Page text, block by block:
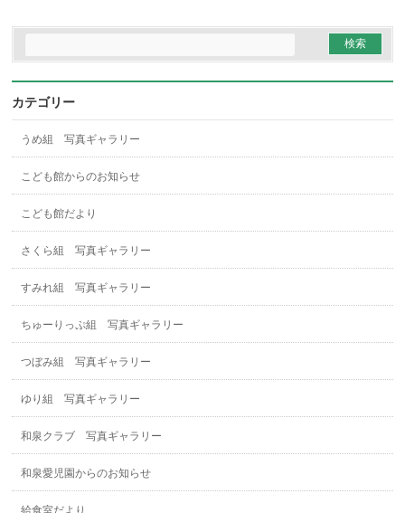
カテゴリー
うめ組 写真ギャラリー
こども館からのお知らせ
こども館だより
さくら組 写真ギャラリー
すみれ組 写真ギャラリー
ちゅーりっぷ組 写真ギャラリー
つぼみ組 写真ギャラリー
ゆり組 写真ギャラリー
和泉クラブ 写真ギャラリー
和泉愛児園からのお知らせ